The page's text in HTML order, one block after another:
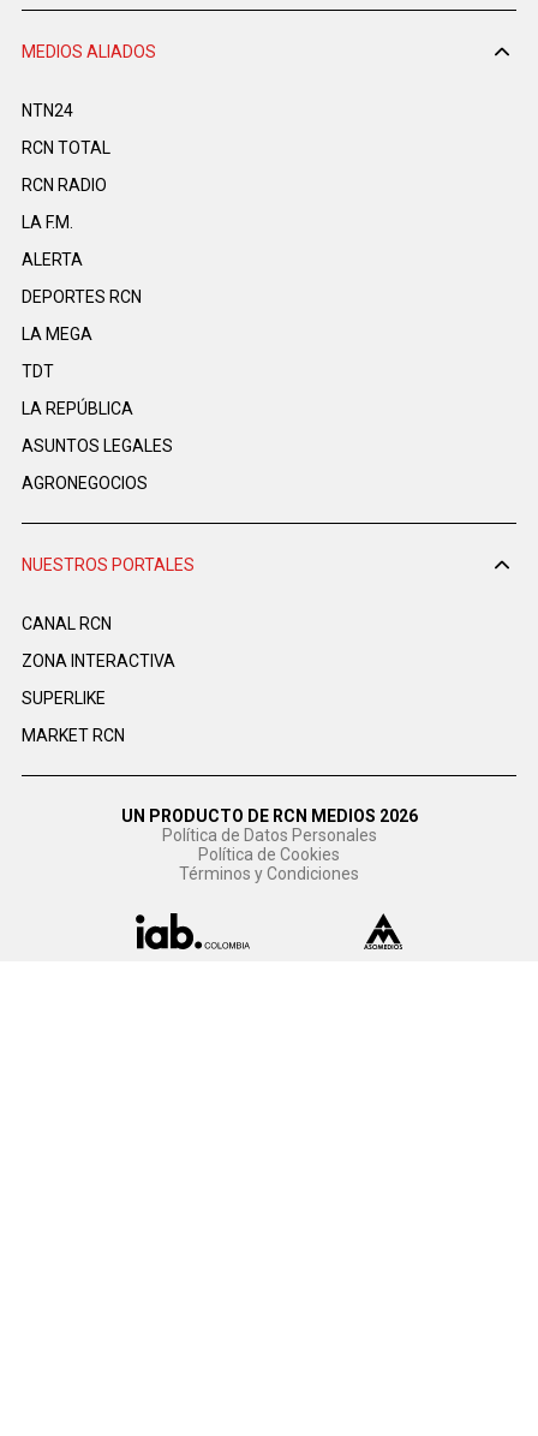
MEDIOS ALIADOS
NTN24
RCN TOTAL
RCN RADIO
LA F.M.
ALERTA
DEPORTES RCN
LA MEGA
TDT
LA REPÚBLICA
ASUNTOS LEGALES
AGRONEGOCIOS
NUESTROS PORTALES
CANAL RCN
ZONA INTERACTIVA
SUPERLIKE
MARKET RCN
UN PRODUCTO DE RCN MEDIOS 2026
Política de Datos Personales
Política de Cookies
Términos y Condiciones